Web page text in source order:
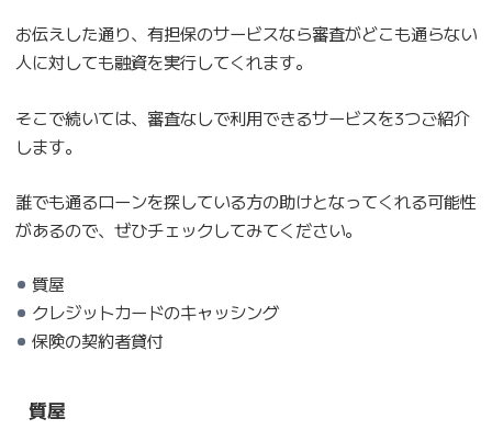
お伝えした通り、有担保のサービスなら審査がどこも通らない
人に対しても融資を実行してくれます。
そこで続いては、審査なしで利用できるサービスを3つご紹介
します。
誰でも通るローンを探している方の助けとなってくれる可能性
があるので、ぜひチェックしてみてください。
質屋
クレジットカードのキャッシング
保険の契約者貸付
質屋